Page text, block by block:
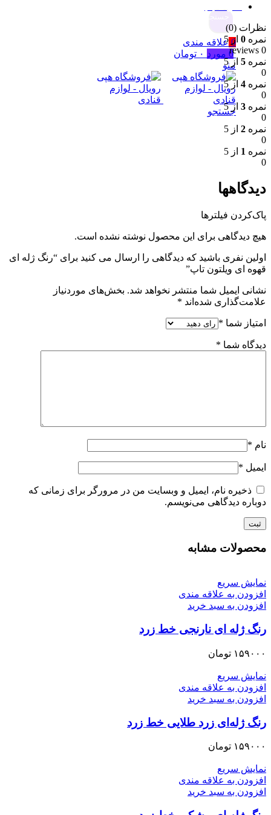
0 علاقه مندی
0 مورد ۰ تومان
منو
جستجو
نظرات (0)
نمره 0 از 5
0 reviews
نمره 5 از 5
0
نمره 4 از 5
0
نمره 3 از 5
0
نمره 2 از 5
0
نمره 1 از 5
0
دیدگاهها
پاک‌کردن فیلترها
هیچ دیدگاهی برای این محصول نوشته نشده است.
اولین نفری باشید که دیدگاهی را ارسال می کنید برای “رنگ ژله ای
قهوه ای ویلتون تاپ”
نشانی ایمیل شما منتشر نخواهد شد. بخش‌های موردنیاز
علامت‌گذاری شده‌اند *
امتیاز شما *
دیدگاه شما *
نام *
ایمیل *
ذخیره نام، ایمیل و وبسایت من در مرورگر برای زمانی که
دوباره دیدگاهی می‌نویسم.
محصولات مشابه
نمایش سریع
افزودن به علاقه مندی
افزودن به سبد خرید
رنگ ژله ای نارنجی خط زرد
۱۵۹۰۰۰ تومان
نمایش سریع
افزودن به علاقه مندی
افزودن به سبد خرید
رنگ ژله‌ای زرد طلایی خط زرد
۱۵۹۰۰۰ تومان
نمایش سریع
افزودن به علاقه مندی
افزودن به سبد خرید